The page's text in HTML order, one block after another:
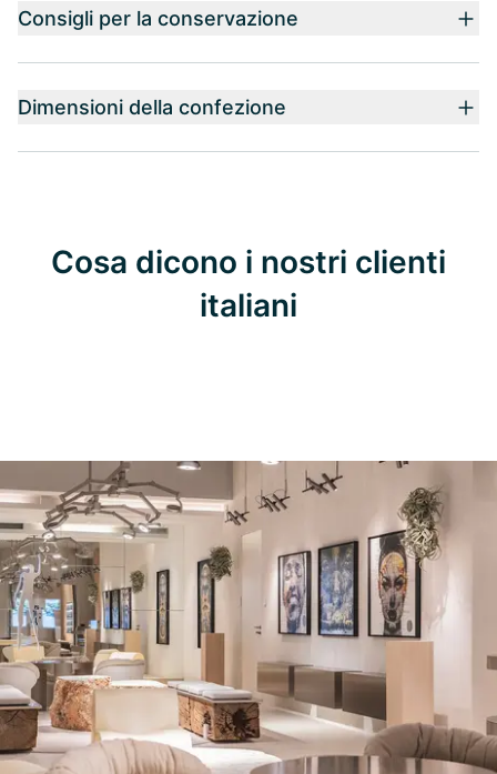
Consigli per la conservazione
Dimensioni della confezione
Cosa dicono i nostri clienti
italiani